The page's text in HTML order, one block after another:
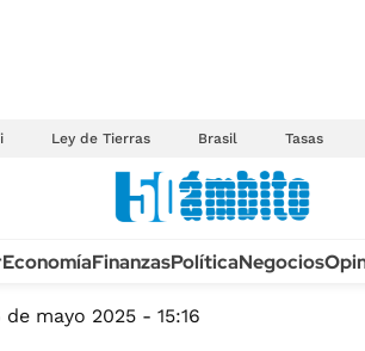
Ley de Tierras Brasil Tasas
TECNOLOGÍA
MÉXICO
EconomíaFinanzasPolíticaNegocios
de mayo 2025 - 15:16